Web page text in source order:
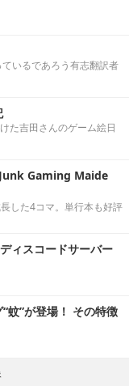
いるであろう有志翻訳者
た吉田さんのゲーム絵日
Junk Gaming Maide
した4コマ。単行本も好評
ィスコードサーバー
蚊”が登場！ その特徴